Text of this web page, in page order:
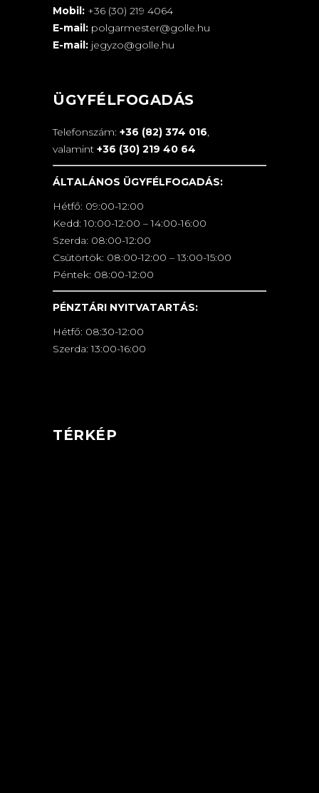
Mobil: +36 (30) 219 4064
E-mail: polgarmester@golle.hu
E-mail: jegyzo@golle.hu
ÜGYFÉLFOGADÁS
Telefonszám: +36 (82) 374 016,
valamint +36 (30) 219 40 64
ÁLTALÁNOS ÜGYFÉLFOGADÁS:
Hétfő: 09:00-12:00
Kedd: 10:00-12:00 – 14:00-16:00
Szerda: 08:00-12:00
Csütörtök: 08:00-12:00 – 13:00-15:00
Péntek: 08:00-12:00
PÉNZTÁRI NYITVATARTÁS:
Hétfő: 08:30-12:00
Szerda: 13:00-16:00
TÉRKÉP